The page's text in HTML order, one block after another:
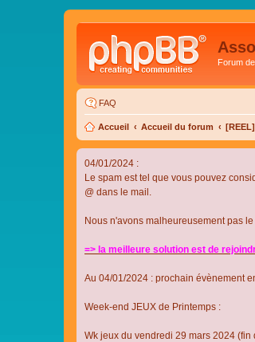
Forum
FAQ
Accueil Accueil du forum
04/01/2024 :
Le spam est tel que vous pouvez
@ dans le mail.
Nous n'avons malheureusement pas
=> la meilleure solution est de
Au 04/01/2024 : prochain évènement
Week-end JEUX de Printemps :
Wk jeux du vendredi 29 mars 2024